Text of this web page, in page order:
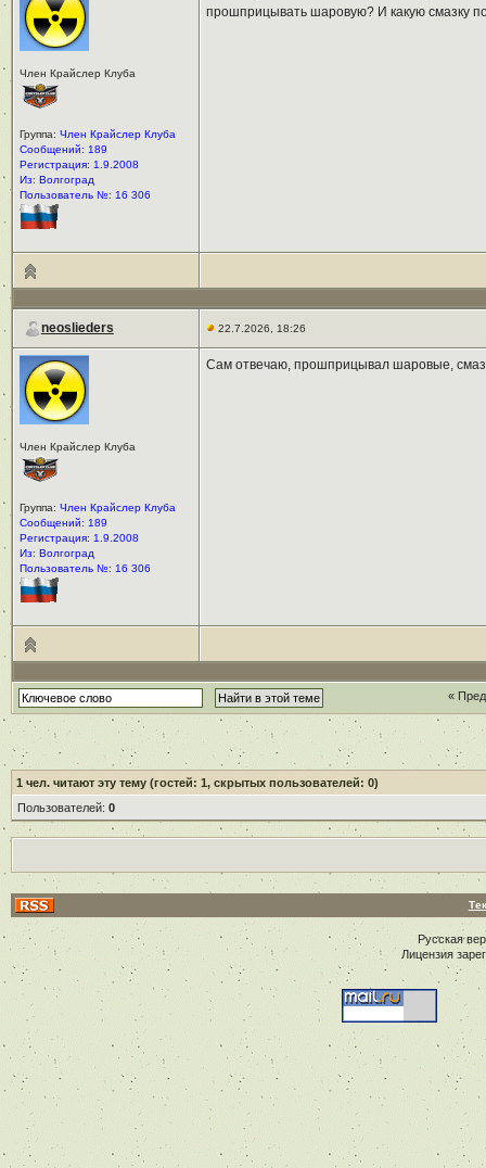
Член Крайслер Клуба
Группа: Член Крайслер Клуба
Сообщений: 189
Регистрация: 1.9.2008
Из: Волгоград
Пользователь №: 16 306
прошприцывать шаровую? И какую смазку
neoslieders 22.7.2026, 18:26
Член Крайслер Клуба
Группа: Член Крайслер Клуба
Сообщений: 189
Регистрация: 1.9.2008
Из: Волгоград
Пользователь №: 16 306
Сам отвечаю, прошприцывал шаровые,
«
1 чел. читают эту тему (гостей: 1, скрытых пользователей: 0)
Пользователей: 0
Русская
Лицензия